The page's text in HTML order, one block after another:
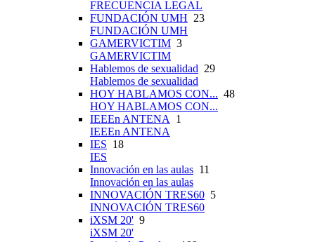
FRECUENCIA LEGAL
FUNDACIÓN UMH 23
FUNDACIÓN UMH
GAMERVICTIM 3
GAMERVICTIM
Hablemos de sexualidad 29
Hablemos de sexualidad
HOY HABLAMOS CON... 48
HOY HABLAMOS CON...
IEEEn ANTENA 1
IEEEn ANTENA
IES 18
IES
Innovación en las aulas 11
Innovación en las aulas
INNOVACIÓN TRES60 5
INNOVACIÓN TRES60
iXSM 20' 9
iXSM 20'